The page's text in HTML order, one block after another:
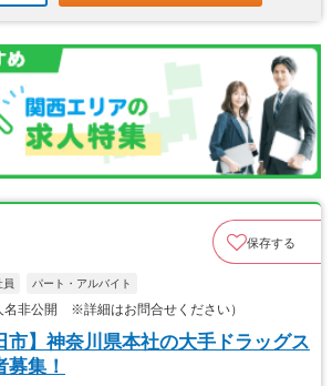
保存する
員 パート・アルバイト
名非公開 ※詳細はお問合せください）
市】神奈川県本社の大手ドラッグス
募集！